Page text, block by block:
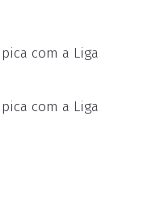
com a Liga
com a Liga